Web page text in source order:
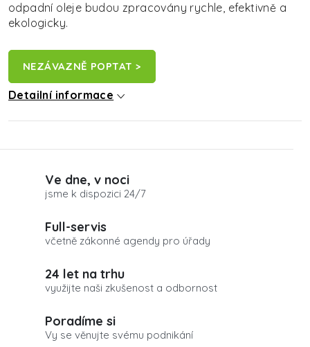
odpadní oleje budou zpracovány rychle, efektivně a
ekologicky.
NEZÁVAZNĚ POPTAT >
Detailní informace
Ve dne, v noci
jsme k dispozici 24/7
Full-servis
včetně zákonné agendy pro úřady
24 let na trhu
využijte naši zkušenost a odbornost
Poradíme si
Vy se věnujte svému podnikání